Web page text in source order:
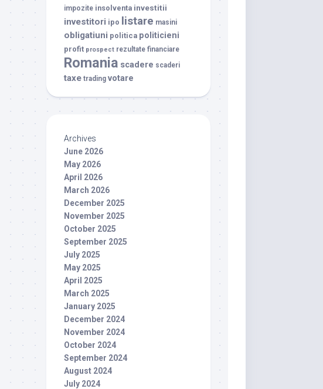
impozite insolventa investitii
investitori ipo listare masini
obligatiuni politica politicieni
profit prospect rezultate financiare
Romania scadere scaderi
taxe trading votare
Archives
June 2026
May 2026
April 2026
March 2026
December 2025
November 2025
October 2025
September 2025
July 2025
May 2025
April 2025
March 2025
January 2025
December 2024
November 2024
October 2024
September 2024
August 2024
July 2024